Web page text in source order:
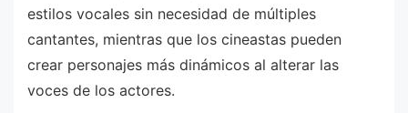
estilos vocales sin necesidad de múltiples
cantantes, mientras que los cineastas pueden
crear personajes más dinámicos al alterar las
voces de los actores.